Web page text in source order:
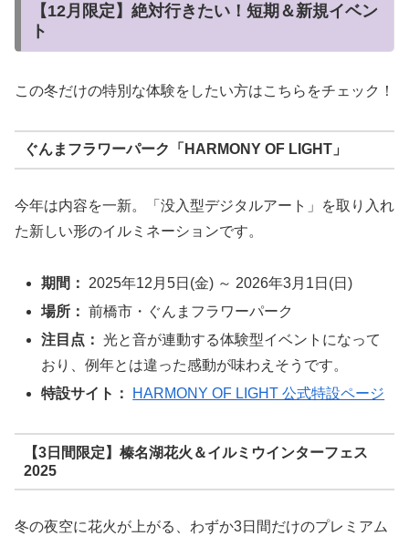
【12月限定】絶対行きたい！短期＆新規イベン
ト
この冬だけの特別な体験をしたい方はこちらをチェック！
ぐんまフラワーパーク「HARMONY OF LIGHT」
今年は内容を一新。「没入型デジタルアート」を取り入れ
た新しい形のイルミネーションです。
期間：
2025年12月5日(金) ～ 2026年3月1日(日)
場所： 前橋市・ぐんまフラワーパーク
注目点： 光と音が連動する体験型イベントになって
おり、例年とは違った感動が味わえそうです。
特設サイト：
HARMONY OF LIGHT 公式特設ページ
【3日間限定】榛名湖花火＆イルミウインターフェス
2025
冬の夜空に花火が上がる、わずか3日間だけのプレミアム